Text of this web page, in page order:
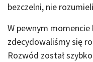
bezczelni, nie
W pewnym momencie
zdecydowaliśmy się
Rozwód został